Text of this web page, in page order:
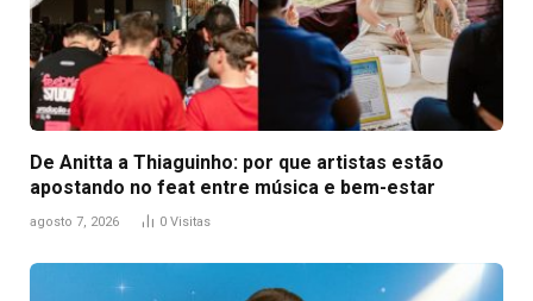
De Anitta a Thiaguinho: por que artistas estão
apostando no feat entre música e bem-estar
agosto 7, 2026 0 Visitas